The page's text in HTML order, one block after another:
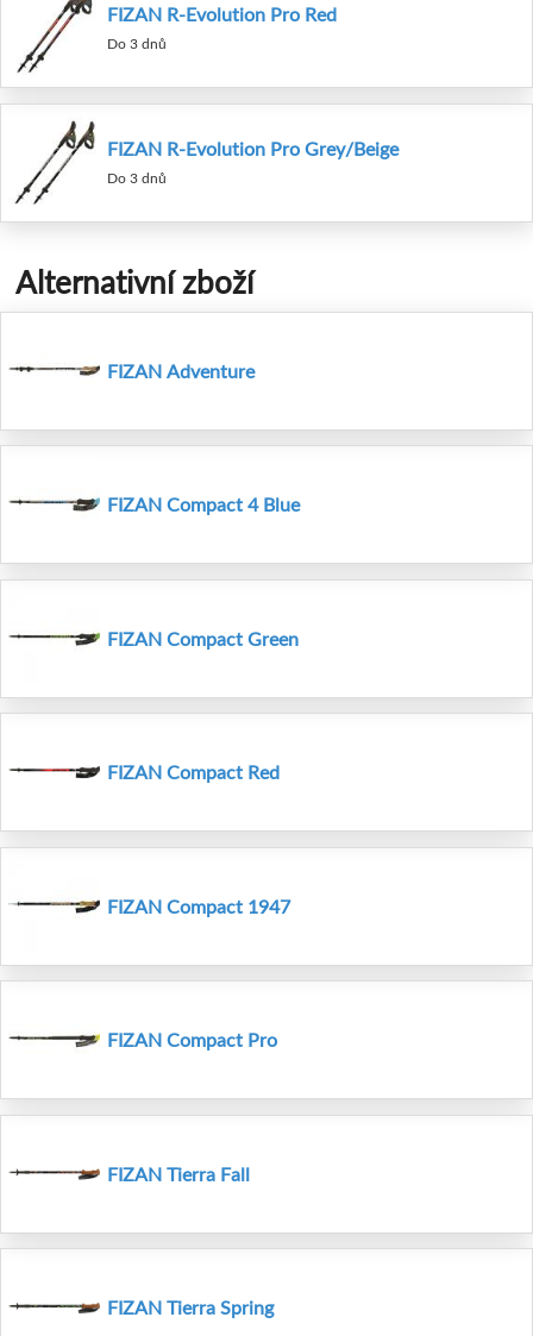
FIZAN R-Evolution Pro Red
Do 3 dnů
FIZAN R-Evolution Pro Grey/Beige
Do 3 dnů
Alternativní zboží
FIZAN Adventure
FIZAN Compact 4 Blue
FIZAN Compact Green
FIZAN Compact Red
FIZAN Compact 1947
FIZAN Compact Pro
FIZAN Tierra Fall
FIZAN Tierra Spring